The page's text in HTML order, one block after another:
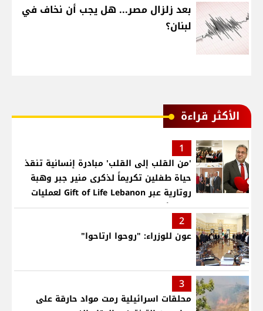
بعد زلزال مصر... هل يجب أن نخاف في
لبنان؟
الأكثر قراءة
1
'من القلب إلى القلب' مبادرة إنسانية تنقذ
حياة طفلين تكريماً لذكرى منير جبر وهبة
روتارية عبر Gift of Life Lebanon لعمليات
قلب لأطفال في مستشفى حمود الجامعي
2
عون للوزراء: "روحوا ارتاحوا"
3
محلقات اسرائيلية رمت مواد حارقة على